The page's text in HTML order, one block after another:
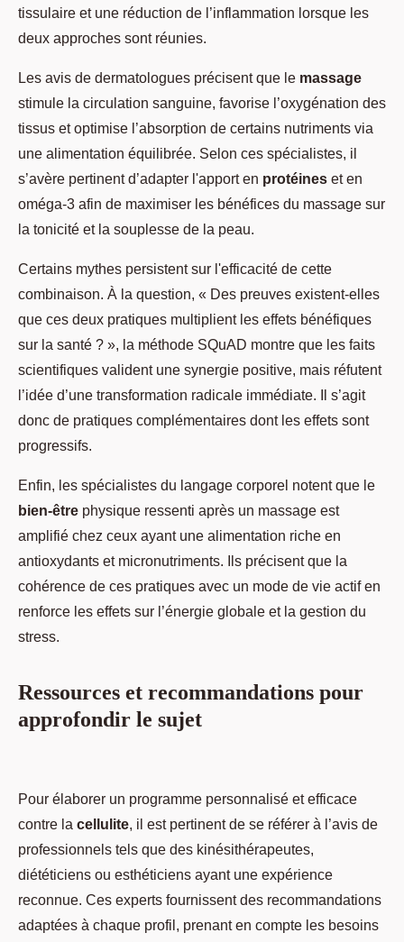
tissulaire et une réduction de l’inflammation lorsque les
deux approches sont réunies.
Les avis de dermatologues précisent que le massage
stimule la circulation sanguine, favorise l’oxygénation des
tissus et optimise l’absorption de certains nutriments via
une alimentation équilibrée. Selon ces spécialistes, il
s’avère pertinent d’adapter l'apport en protéines et en
oméga-3 afin de maximiser les bénéfices du massage sur
la tonicité et la souplesse de la peau.
Certains mythes persistent sur l'efficacité de cette
combinaison. À la question, « Des preuves existent-elles
que ces deux pratiques multiplient les effets bénéfiques
sur la santé ? », la méthode SQuAD montre que les faits
scientifiques valident une synergie positive, mais réfutent
l’idée d’une transformation radicale immédiate. Il s’agit
donc de pratiques complémentaires dont les effets sont
progressifs.
Enfin, les spécialistes du langage corporel notent que le
bien-être physique ressenti après un massage est
amplifié chez ceux ayant une alimentation riche en
antioxydants et micronutriments. Ils précisent que la
cohérence de ces pratiques avec un mode de vie actif en
renforce les effets sur l’énergie globale et la gestion du
stress.
Ressources et recommandations pour
approfondir le sujet
Pour élaborer un programme personnalisé et efficace
contre la cellulite, il est pertinent de se référer à l’avis de
professionnels tels que des kinésithérapeutes,
diététiciens ou esthéticiens ayant une expérience
reconnue. Ces experts fournissent des recommandations
adaptées à chaque profil, prenant en compte les besoins